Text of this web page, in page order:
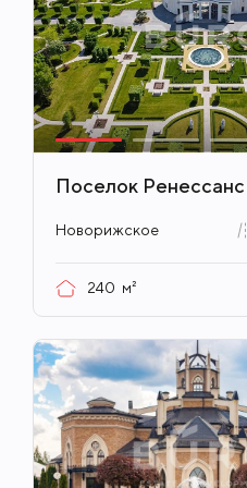
Поселок
Новорижское
240 м²